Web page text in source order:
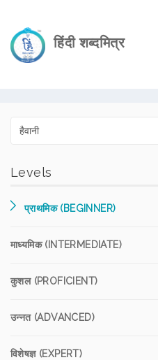
हिंदी शब्दमित्र
Levels
प्राथमिक (BEGINNER)
माध्यमिक (INTERMEDIATE)
कुशल (PROFICIENT)
उन्नत (ADVANCED)
विशेषज्ञ (EXPERT)